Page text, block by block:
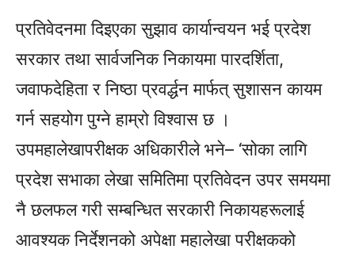
प्रतिवेदनमा दिइएका सुझाव कार्यान्वयन भई प्रदेश
सरकार तथा सार्वजनिक निकायमा पारदर्शिता,
जवाफदेहिता र निष्ठाप्रवर्द्धन मार्फत्सुशासन कायम
गर्न सहयोग पुग्ने हाम्रो विश्वास छ ।
उपमहालेखापरीक्षक अधिकारीले भने– ‘सोका लागि
प्रदेश सभाका लेखा समितिमा प्रतिवेदन उपर समयमा
नै छलफल गरी सम्बन्धित सरकारी निकायहरूलाई
आवश्यक निर्देशनको अपेक्षा महालेखा परीक्षकको